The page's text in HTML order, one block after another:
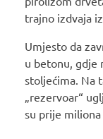
trajno izdvaja
Umjesto da
u betonu, gdje
stoljećima. Na
„rezervoar“
su prije